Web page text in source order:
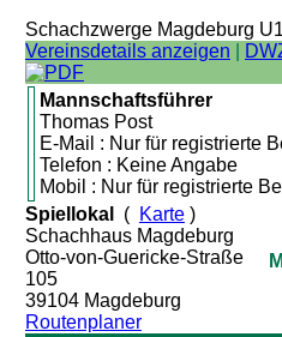
Schachzwerge Magdeburg
Vereinsdetails anzeigen
Mannschaftsführer
Thomas Post
E-Mail : Nur für registrierte
Telefon : Keine Angabe
Mobil : Nur für registrierte
Spiellokal
( Karte)
Schachhaus Magdeburg
Otto-von-Guericke-Straße
105
39104 Magdeburg
Routenplaner